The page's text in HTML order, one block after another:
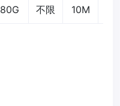
80G 不限 10M